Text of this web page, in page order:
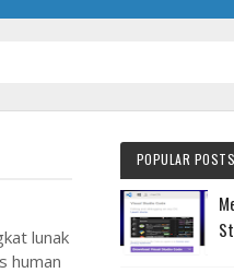
lunak
human
POPULAR POSTS